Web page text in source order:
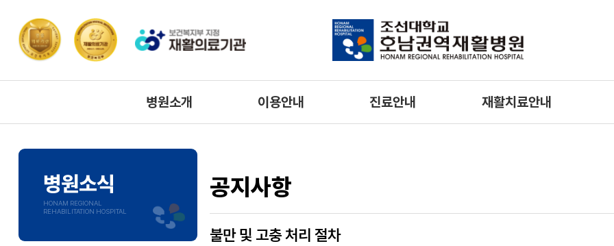
병원소개
병원장인사말
협력기관
찾아오시는길
이용안내
시설안내
주차안내
진료안내
입원생활안내
재활치료안내
특수치료
병원소식
HONAM REGIONAL
REHABILITATION HOSPITAL
공지사항
불만 및 고충 처리 절차